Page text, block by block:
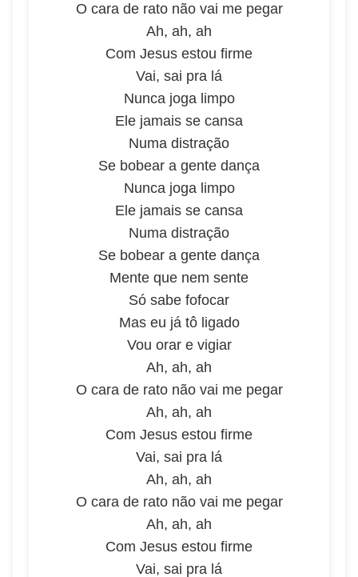
O cara de rato não vai me pegar
Ah, ah, ah
Com Jesus estou firme
Vai, sai pra lá
Nunca joga limpo
Ele jamais se cansa
Numa distração
Se bobear a gente dança
Nunca joga limpo
Ele jamais se cansa
Numa distração
Se bobear a gente dança
Mente que nem sente
Só sabe fofocar
Mas eu já tô ligado
Vou orar e vigiar
Ah, ah, ah
O cara de rato não vai me pegar
Ah, ah, ah
Com Jesus estou firme
Vai, sai pra lá
Ah, ah, ah
O cara de rato não vai me pegar
Ah, ah, ah
Com Jesus estou firme
Vai, sai pra lá